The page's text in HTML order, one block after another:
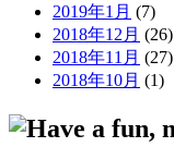
2019年1月 (7)
2018年12月 (26)
2018年11月 (27)
2018年10月 (1)